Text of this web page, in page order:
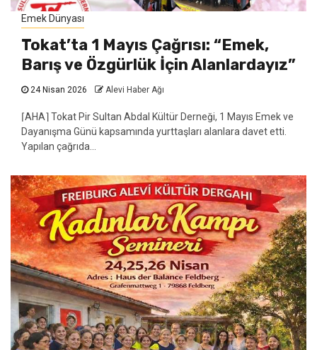
Emek Dünyası
Tokat’ta 1 Mayıs Çağrısı: “Emek,
Barış ve Özgürlük İçin Alanlardayız”
24 Nisan 2026 Alevi Haber Ağı
⌈AHA⌉ Tokat Pir Sultan Abdal Kültür Derneği, 1 Mayıs Emek ve
Dayanışma Günü kapsamında yurttaşları alanlara davet etti.
Yapılan çağrıda...